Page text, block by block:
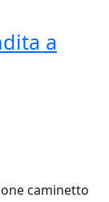
a
caminetto